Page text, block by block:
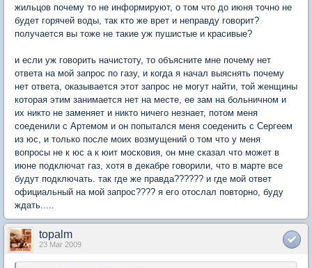
жильцов почему то не информируют, о том что до июня точно не
будет горячей воды, так кто же врет и неправду говорит?
получается вы тоже не такие уж пушистые и красивые?
и если уж говорить начистоту, то объясните мне почему нет
ответа на мой запрос по газу, и когда я начал выяснять почему
нет ответа, оказывается этот запрос не могут найти, той женщины
которая этим занимается нет на месте, ее зам на больничном и
их никто не заменяет и никто ничего незнает, потом меня
соеденили с Артемом и он попытался меня соеденить с Сергеем
из юс, и только после моих возмущений о том что у меня
вопросы не к юс а к юит московия, он мне сказал что может в
июне подключат газ, хотя в декабре говорили, что в марте все
будут подключать. так где же правда?????? и где мой ответ
официальный на мой запрос???? я его отослал повторно, буду
ждать.....
topalm
23 Mar 2009